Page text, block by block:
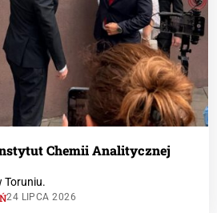
Chemii Analitycznej
Toruniu.
24 LIPCA 2026